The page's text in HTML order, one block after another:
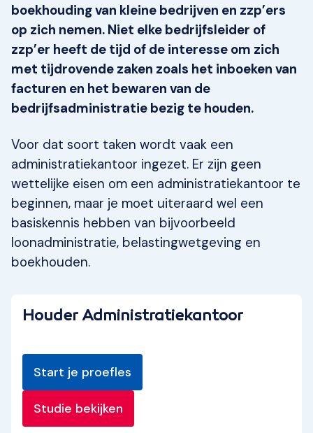
boekhouding van kleine bedrijven en zzp’ers
op zich nemen. Niet elke bedrijfsleider of
zzp’er heeft de tijd of de interesse om zich
met tijdrovende zaken zoals het inboeken van
facturen en het bewaren van de
bedrijfsadministratie bezig te houden.
Voor dat soort taken wordt vaak een
administratiekantoor ingezet. Er zijn geen
wettelijke eisen om een administratiekantoor te
beginnen, maar je moet uiteraard wel een
basiskennis hebben van bijvoorbeeld
loonadministratie, belastingwetgeving en
boekhouden.
Houder Administratiekantoor
Start je proefles
Studie bekijken